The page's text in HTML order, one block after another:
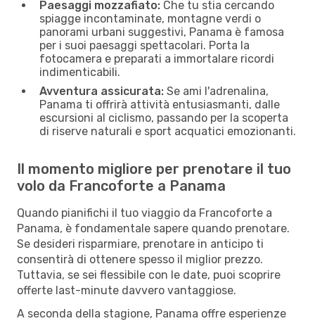
Paesaggi mozzafiato: Che tu stia cercando
spiagge incontaminate, montagne verdi o
panorami urbani suggestivi, Panama è famosa
per i suoi paesaggi spettacolari. Porta la
fotocamera e preparati a immortalare ricordi
indimenticabili.
Avventura assicurata: Se ami l'adrenalina,
Panama ti offrirà attività entusiasmanti, dalle
escursioni al ciclismo, passando per la scoperta
di riserve naturali e sport acquatici emozionanti.
Il momento migliore per prenotare il tuo
volo da Francoforte a Panama
Quando pianifichi il tuo viaggio da Francoforte a
Panama, è fondamentale sapere quando prenotare.
Se desideri risparmiare, prenotare in anticipo ti
consentirà di ottenere spesso il miglior prezzo.
Tuttavia, se sei flessibile con le date, puoi scoprire
offerte last-minute davvero vantaggiose.
A seconda della stagione, Panama offre esperienze